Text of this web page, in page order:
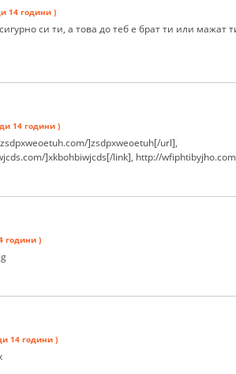
14 години )
си ти, а това до теб е брат ти или мажат
14 години )
]zsdpxweoetuh[/url],
]xkbohbiwjcds[/link], http://
години )
14 години )